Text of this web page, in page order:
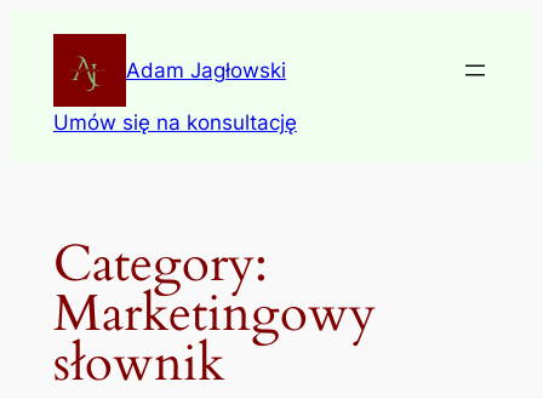
content
Adam Jagłowski
Umów się na konsultację
Category:
Marketingowy
słownik